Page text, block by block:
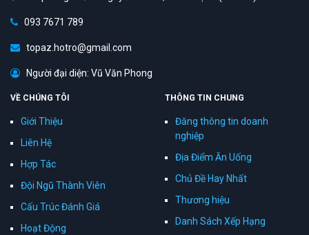
093 7671 789
topaz.hotro@gmail.com
Người đại diện: Vũ Văn Phong
VỀ CHÚNG TÔI
Giới Thiệu
Liên Hệ
Hợp Tác
Đội Ngũ Thành Viên
Cấu Trúc Đánh Giá
Hoạt Động
THÔNG TIN CHUNG
Đăng thông tin doanh
nghiệp
Địa Điểm Ăn Uống
Chủ Đề Hay Nhất
Thương hiệu
Danh Sách Xếp Hạng